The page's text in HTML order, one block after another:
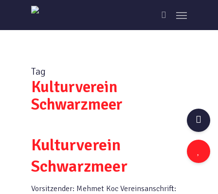
main
search
Menu
Tag
Kulturverein
Schwarzmeer
Kulturverein
Schwarzmeer
Vorsitzender: Mehmet Koc Vereinsanschrift: